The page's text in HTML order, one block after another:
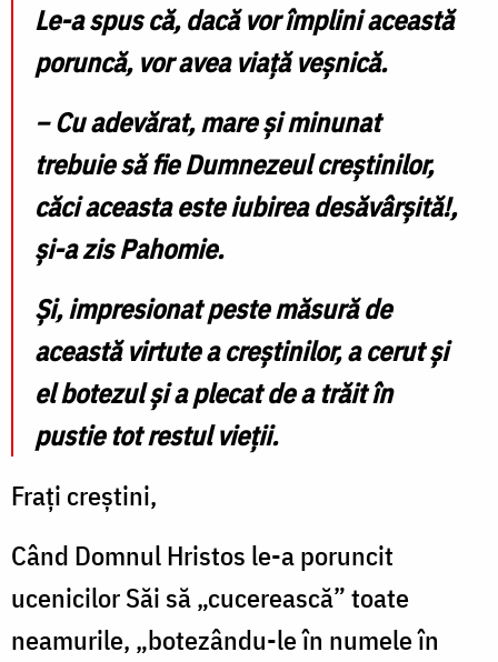
Le-a spus că, dacă vor împlini această
poruncă, vor avea viață veșnică.
− Cu adevărat, mare și minunat
trebuie să fie Dumnezeul creștinilor,
căci aceasta este iubirea desăvârșită!,
și-a zis Pahomie.
Și, impresionat peste măsură de
această virtute a creștinilor, a cerut și
el botezul și a plecat de a trăit în
pustie tot restul vieții.
Frați creștini,
Când Domnul Hristos le-a poruncit
ucenicilor Săi să „cucerească” toate
neamurile, „botezându-le în numele în